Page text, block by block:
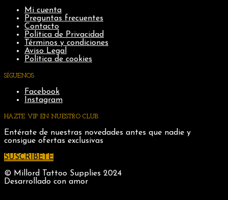
Mi cuenta
Preguntas frecuentes
Contacto
Política de Privacidad
Términos y condiciones
Aviso Legal
Política de cookies
SÍGUENOS
Facebook
Instagram
HAZTE VIP EN NUESTRO CLUB
Entérate de nuestras novedades antes que nadie y
consigue ofertas exclusivas
SUSCRIBETE
© Millord Tattoo Supplies 2024
Desarrollado con amor